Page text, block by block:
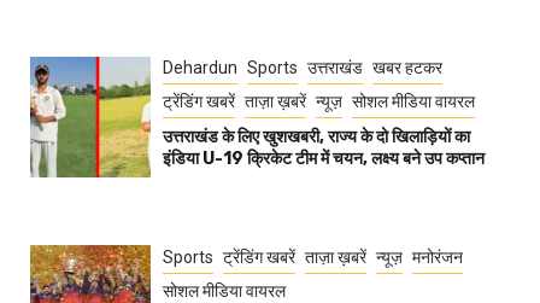
Dehardun Sports उत्तराखंड खबर हटकर
ट्रेंडिंग खबरें ताज़ा ख़बरें न्यूज़ सोशल मीडिया वायरल
उत्तराखंड के लिए खुशखबरी, राज्य के दो खिलाड़ियों का
इंडिया U-19 क्रिकेट टीम में चयन, लक्ष्य बने उप कप्तान
Sports ट्रेंडिंग खबरें ताज़ा ख़बरें न्यूज़ मनोरंजन
सोशल मीडिया वायरल